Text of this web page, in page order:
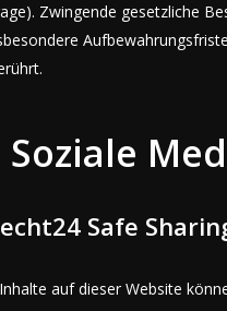
Zwingende gesetzliche
Soziale
Safe
auf dieser Website